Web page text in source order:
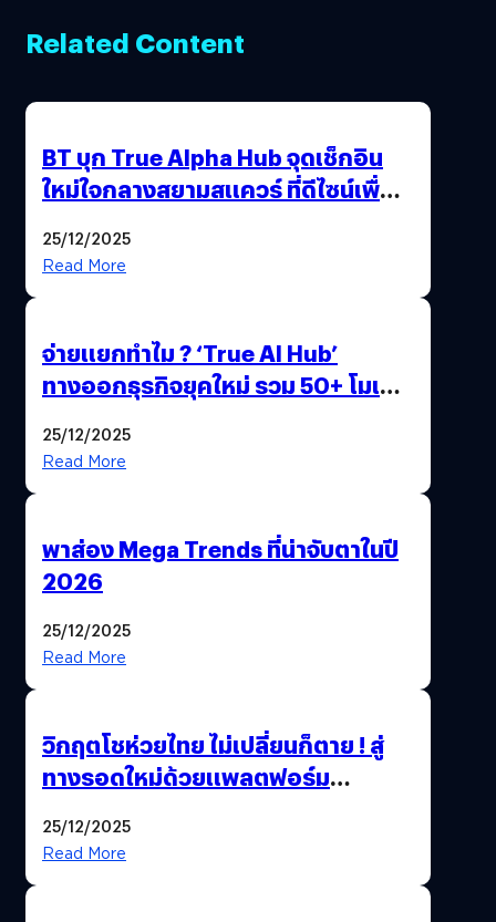
Related Content
BT บุก True Alpha Hub จุดเช็กอิน
ใหม่ใจกลางสยามสแควร์ ที่ดีไซน์เพื่อ
25/12/2025
Read More
จ่ายแยกทำไม ? ‘True AI Hub’
ทางออกธุรกิจยุคใหม่ รวม 50+ โมเดล
25/12/2025
Read More
พาส่อง Mega Trends ที่น่าจับตาในปี
2026
25/12/2025
Read More
วิกฤตโชห่วยไทย ไม่เปลี่ยนก็ตาย ! สู่
ทางรอดใหม่ด้วยแพลตฟอร์ม
25/12/2025
Read More